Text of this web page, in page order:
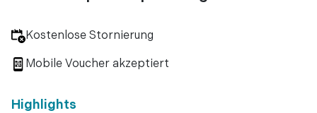
Kostenlose Stornierung
Mobile Voucher akzeptiert
Highlights